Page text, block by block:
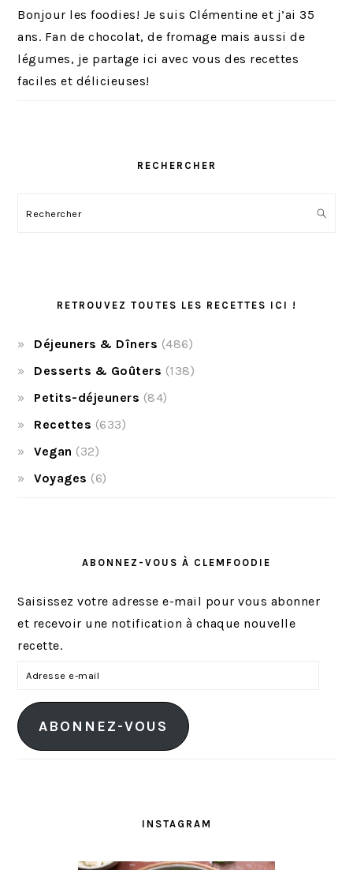
Bonjour les foodies! Je suis Clémentine et j’ai 35
ans. Fan de chocolat, de fromage mais aussi de
légumes, je partage ici avec vous des recettes
faciles et délicieuses!
RECHERCHER
Rechercher
RETROUVEZ TOUTES LES RECETTES ICI !
Déjeuners & Dîners (486)
Desserts & Goûters (138)
Petits-déjeuners (84)
Recettes (633)
Vegan (32)
Voyages (6)
ABONNEZ-VOUS À CLEMFOODIE
Saisissez votre adresse e-mail pour vous abonner
et recevoir une notification à chaque nouvelle
recette.
r
e
ABONNEZ-VOUS
INSTAGRAM